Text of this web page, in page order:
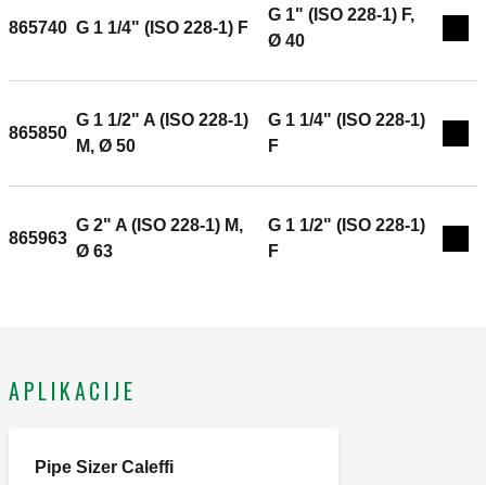
865740 G 1 1/4" (ISO 228-1) F
G 1" (ISO 228-1) F,
Ø 40
865850
G 1 1/2" A (ISO 228-1)
M, Ø 50
G 1 1/4" (ISO 228-1)
F
865963
G 2" A (ISO 228-1) M,
Ø 63
G 1 1/2" (ISO 228-1)
F
APLIKACIJE
Pipe Sizer Caleffi